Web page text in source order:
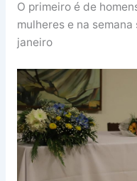
O primeiro é de
mulheres e na
janeiro